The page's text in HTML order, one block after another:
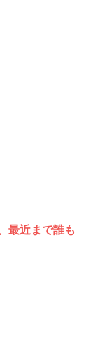
最近まで誰も